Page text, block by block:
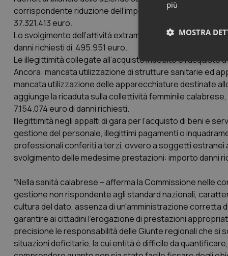
corrispondente riduzione dell’importo destinato
37.321.413 euro.
Lo svolgimento dell’attività extramuraria non autorizzata
danni richiesti di 495.951 euro.
Le illegittimità collegate all’acquisto indebito o l'acquisto
Ancora: mancata utilizzazione di strutture sanitarie ed
mancata utilizzazione delle apparecchiature destinate
aggiunge la ricaduta sulla collettività femminile
7.154.074 euro di danni richiesti.
Illegittimità negli appalti di gara per l’acquisto di beni e
gestione del personale, illegittimi pagamenti o
professionali conferiti a terzi, ovvero a soggetti estranei
svolgimento delle medesime prestazioni: importo danni
“Nella sanità calabrese – afferma la Commissione nelle
gestione non rispondente agli standard nazionali,
cultura del dato, assenza di un'amministrazione corretta
garantire ai cittadini l’erogazione di prestazioni
precisione le responsabilità delle Giunte regionali che si
situazioni deficitarie, la cui entità è difficile da
più
MOSTRA
I cookie necessari
e l'accesso alle aree